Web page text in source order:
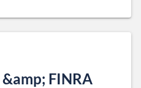
FINRA